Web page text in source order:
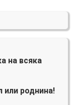
на всяка
или роднина!